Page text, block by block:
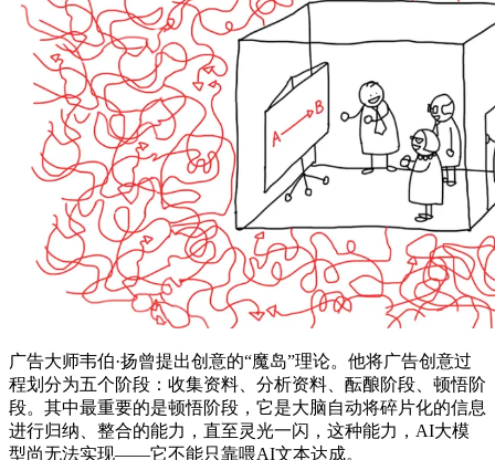
广告大师韦伯·扬曾提出创意的“魔岛”理论。他将广告创意过
程划分为五个阶段：收集资料、分析资料、酝酿阶段、顿悟阶
段。其中最重要的是顿悟阶段，它是大脑自动将碎片化的信息
进行归纳、整合的能力，直至灵光一闪，这种能力，AI大模
型尚无法实现——它不能只靠喂AI文本达成。